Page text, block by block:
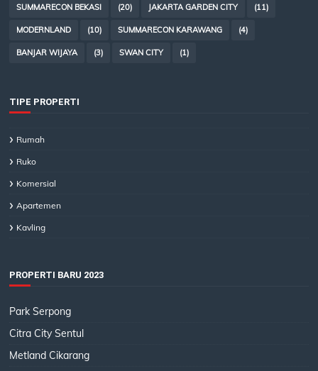
SUMMARECON BEKASI (20) JAKARTA GARDEN CITY (11)
MODERNLAND (10) SUMMARECON KARAWANG (4)
BANJAR WIJAYA (3) SWAN CITY (1)
TIPE PROPERTI
Rumah
Ruko
Komersial
Apartemen
Kavling
PROPERTI BARU 2023
Park Serpong
Citra City Sentul
Metland Cikarang